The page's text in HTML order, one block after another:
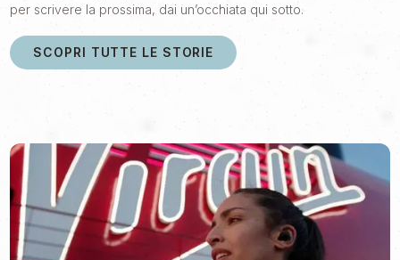
per scrivere la prossima, dai un’occhiata qui sotto.
SCOPRI TUTTE LE STORIE